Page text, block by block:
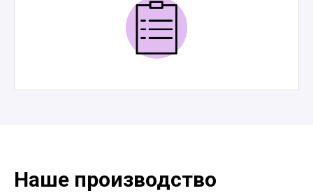
Наше производство